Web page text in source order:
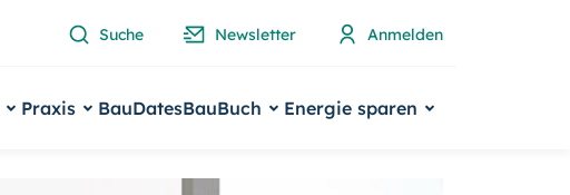
Suche Newsletter Anmelden
Praxis BauDatesBauBuch Energie sparen